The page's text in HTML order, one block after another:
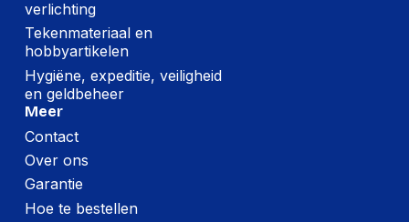
verlichting
Tekenmateriaal en
hobbyartikelen
Hygiëne, expeditie, veiligheid
en geldbeheer
Meer
Contact
Over ons
Garantie
Hoe te bestellen